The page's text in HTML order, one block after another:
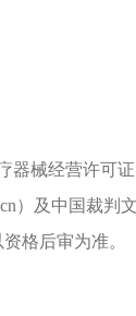
器械经营许可
）及中国裁判
格后审为准。